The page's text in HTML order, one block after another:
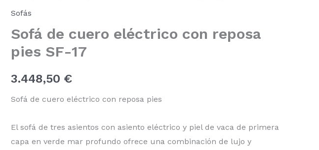
Sofás
Sofá de cuero eléctrico con reposa
pies SF-17
3.448,50 €
Sofá de cuero eléctrico con reposa pies
El sofá de tres asientos con asiento eléctrico y piel de vaca de primera
capa en verde mar profundo ofrece una combinación de lujo y
cuero
con
pies
SF-
cantidad